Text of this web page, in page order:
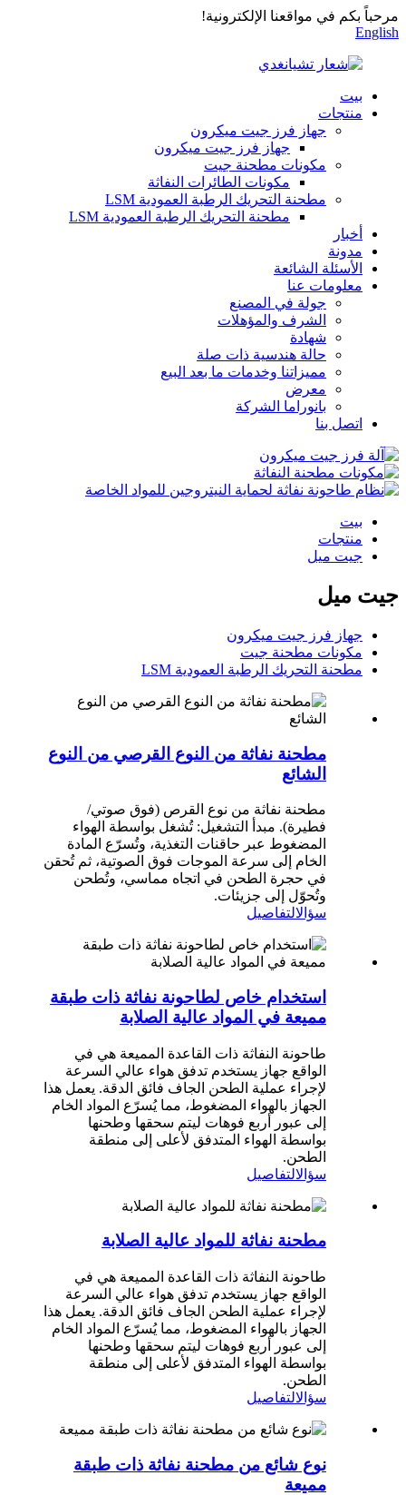
مرحباً بكم في مواقعنا الإلكترونية!
English
بيت
منتجات
جهاز فرز جيت ميكرون
جهاز فرز جيت ميكرون
مكونات مطحنة جيت
مكونات الطائرات النفاثة
مطحنة التحريك الرطبة العمودية LSM
مطحنة التحريك الرطبة العمودية LSM
أخبار
مدونة
الأسئلة الشائعة
معلومات عنا
جولة في المصنع
الشرف والمؤهلات
شهادة
حالة هندسية ذات صلة
مميزاتنا وخدمات ما بعد البيع
معرض
بانوراما الشركة
اتصل بنا
بيت
منتجات
جيت ميل
جيت ميل
جهاز فرز جيت ميكرون
مكونات مطحنة جيت
مطحنة التحريك الرطبة العمودية LSM
مطحنة نفاثة من النوع القرصي من النوع
الشائع
مطحنة نفاثة من نوع القرص (فوق صوتي/
فطيرة). مبدأ التشغيل: تُشغل بواسطة الهواء
المضغوط عبر حاقنات التغذية، وتُسرّع المادة
الخام إلى سرعة الموجات فوق الصوتية، ثم تُحقن
في حجرة الطحن في اتجاه مماسي، وتُطحن
وتُحوّل إلى جزيئات.
سؤالالتفاصيل
استخدام خاص لطاحونة نفاثة ذات طبقة
مميعة في المواد عالية الصلابة
طاحونة النفاثة ذات القاعدة المميعة هي في
الواقع جهاز يستخدم تدفق هواء عالي السرعة
لإجراء عملية الطحن الجاف فائق الدقة. يعمل هذا
الجهاز بالهواء المضغوط، مما يُسرّع المواد الخام
إلى عبور أربع فوهات ليتم سحقها وطحنها
بواسطة الهواء المتدفق لأعلى إلى منطقة
الطحن.
سؤالالتفاصيل
مطحنة نفاثة للمواد عالية الصلابة
طاحونة النفاثة ذات القاعدة المميعة هي في
الواقع جهاز يستخدم تدفق هواء عالي السرعة
لإجراء عملية الطحن الجاف فائق الدقة. يعمل هذا
الجهاز بالهواء المضغوط، مما يُسرّع المواد الخام
إلى عبور أربع فوهات ليتم سحقها وطحنها
بواسطة الهواء المتدفق لأعلى إلى منطقة
الطحن.
سؤالالتفاصيل
نوع شائع من مطحنة نفاثة ذات طبقة
مميعة